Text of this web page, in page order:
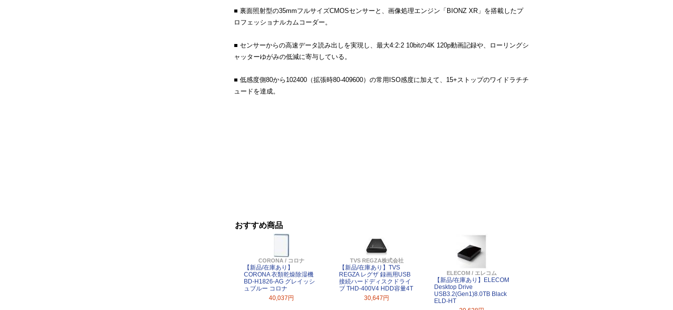
■ 裏面照射型の35mmフルサイズCMOSセンサーと、画像処理エンジン「BIONZ XR」を搭載したプ
ロフェッショナルカムコーダー。
■ センサーからの高速データ読み出しを実現し、最大4:2:2 10bitの4K 120p動画記録や、ローリングシ
ャッターゆがみの低減に寄与している。
■ 低感度側80から102400（拡張時80-409600）の常用ISO感度に加えて、15+ストップのワイドラチチ
ュードを達成。
おすすめ商品
CORONA / コロナ
【新品/在庫あり】
CORONA 衣類乾燥除湿機
BD-H1826-AG グレイッシ
ュブルー コロナ
40,037円
TVS REGZA株式会社
【新品/在庫あり】TVS
REGZA レグザ 録画用USB
接続ハードディスクドライ
ブ THD-400V4 HDD容量4T
30,647円
ELECOM / エレコム
【新品/在庫あり】ELECOM
Desktop Drive
USB3.2(Gen1)8.0TB Black
ELD-HT